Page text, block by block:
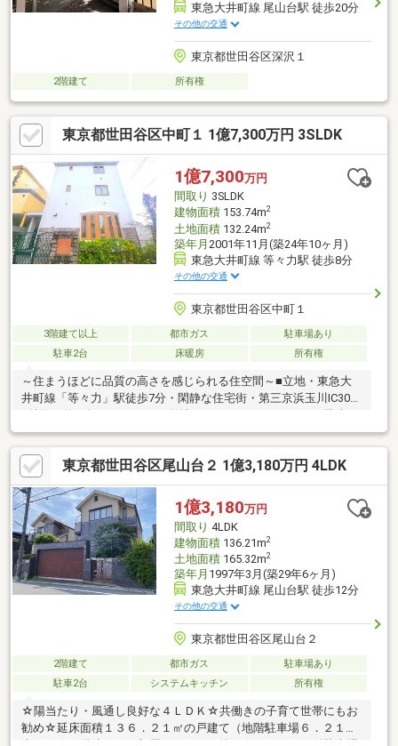
東急大井町線 尾山台駅 徒歩20分
その他の交通
東京都世田谷区深沢１
2階建て 所有権
東京都世田谷区中町１ 1億7,300万円 3SLDK
1億7,300万円
間取り 3SLDK
建物面積153.74m2
土地面積132.24m2
築年月 2001年11月(築24年10ヶ月)
東急大井町線 等々力駅 徒歩8分
その他の交通
東京都世田谷区中町１
3階建て以上 都市ガス
駐車場あり
駐車2台
床暖房 所有権
～住まうほどに品質の高さを感じられる住空間～■立地・東急大
井町線「等々力」駅徒歩7分・閑静な住宅街・第三京浜玉川IC30ｍ
ペース２台分確保・御影石や上質な建具を採用したこだわりの内
装・利便性と住環境を兼ね備えた上品な邸宅■設備・マスターベ
ッドルームには専用のシャワールームと大容量のＷＩＣ・お部屋
としても使える4.5帖の書斎・リビングの床と同じ素材を使用した
テラスはさらなる開放感を演出・2025年11月外壁工事済み詳細は
お気軽にご相談くださいませ＾＾
東京都世田谷区尾山台２ 1億3,180万円 4LDK
1億3,180万円
間取り 4LDK
建物面積136.21m2
土地面積165.32m2
築年月 1997年3月(築29年6ヶ月)
東急大井町線 尾山台駅 徒歩12分
その他の交通
東京都世田谷区尾山台２
2階建て 都市ガス
駐車場あり
駐車2台
システムキッチン 所有権
☆陽当たり・風通し良好な４ＬＤＫ☆共働きの子育て世帯にもお
勧め☆延床面積１３６．２１㎡の戸建て（地階駐車場６．２１㎡